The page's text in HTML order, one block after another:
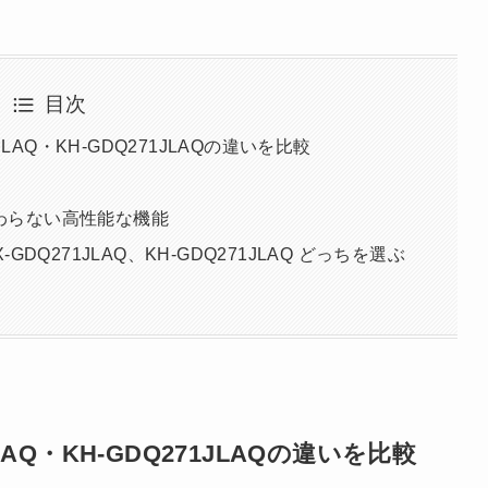
目次
・KH-GDQ271JLAQの違いを比較
らない高性能な機能
、KH-GDQ271JLAQ どっちを選ぶ
・KH-GDQ271JLAQの違いを比較